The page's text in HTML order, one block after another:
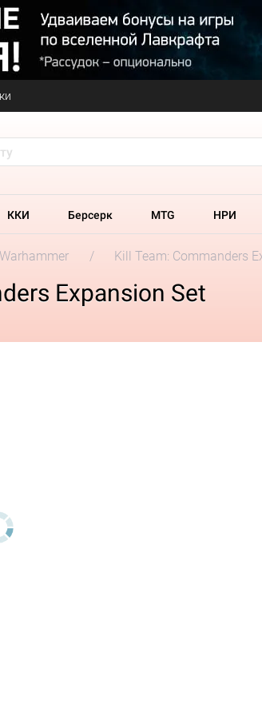
ККИ Берсерк MTG НРИ
Warhammer Kill Team: Commanders
Expansion Set